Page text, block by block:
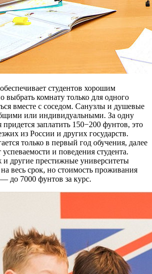
студентов хорошим
комнату только для одного
вместе с соседом. Санузлы и душевые
или индивидуальными. За одну
заплатить 150−200 фунтов, это
из России и других государств.
только в первый год обучения, далее
успеваемости и поведения студента.
другие престижные университеты
весь срок, но стоимость проживания
до 7000 фунтов за курс.